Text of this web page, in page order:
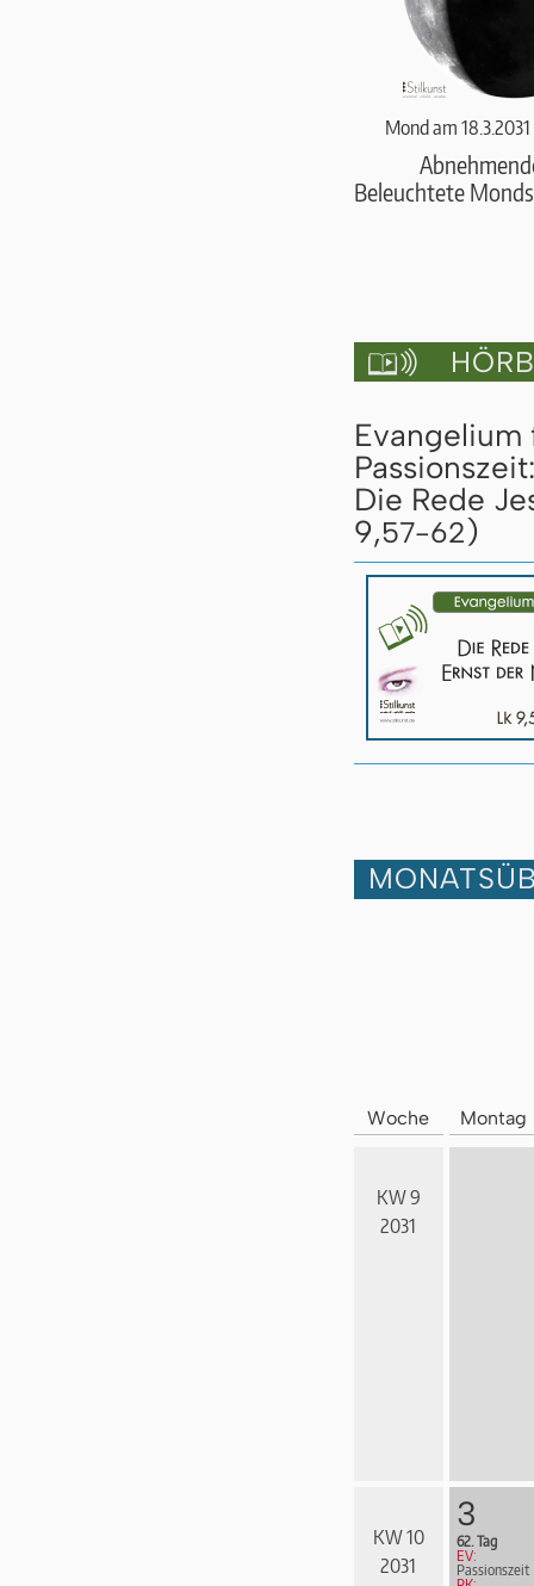
Mond am
Beleuchtete

Passionszeit:
Die Rede
9,57-62)
Woche Montag
KW 9
2031
KW 10
2031
3
62. Tag
EV:
Passionszeit